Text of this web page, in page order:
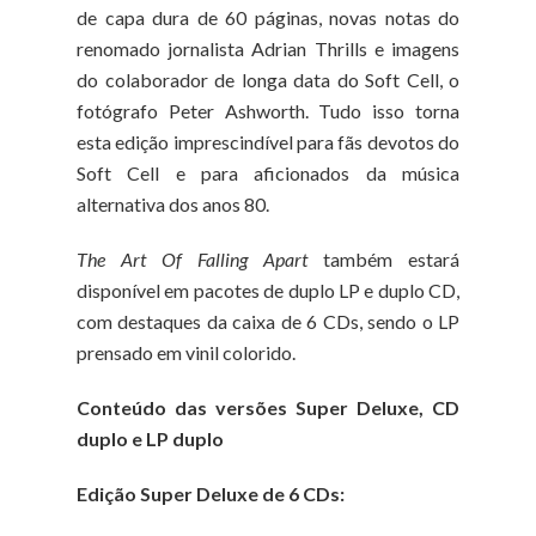
de capa dura de 60 páginas, novas notas do
renomado jornalistaAdrian Thrills e imagens
do colaborador de longa data do Soft Cell, o
fotógrafo Peter Ashworth. Tudo isso torna
esta edição imprescindível para fãs devotos do
Soft Cell e para aficionados da música
alternativa dos anos 80.
The Art Of Falling Aparttambém estará
disponível em pacotes de duplo LP e duplo CD,
com destaques da caixa de 6 CDs, sendo o LP
prensado em vinil colorido.
Conteúdo das versões Super Deluxe, CD
duplo e LP duplo
Edição Super Deluxe de 6 CDs: